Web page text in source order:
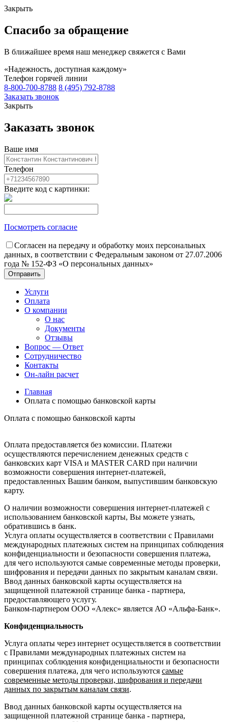
Закрыть
Спасибо за обращение
В ближайшее время наш менеджер свяжется с Вами
«Надежность, доступная каждому»
Телефон горячей линии
8-800-700-8788 8 (495) 792-8788
Заказать звонок
Закрыть
Заказать звонок
Ваше имя
Телефон
Введите код с картинки:
Посмотреть согласие
Согласен на передачу и обработку моих персональных
данных, в соответствии с Федеральным законом от 27.07.2006
года № 152-ФЗ «О персональных данных»
Отправить
Услуги
Оплата
О компании
О нас
Документы
Отзывы
Вопрос — Ответ
Сотрудничество
Контакты
Он-лайн расчет
Главная
Оплата с помощью банковской карты
Оплата с помощью банковской карты
Оплата предоставляется без комиссии. Платежи
осуществляются перечислением денежных средств с
банковских карт VISA и MASTER CARD при наличии
возможности совершения интернет-платежей,
предоставленных Вашим банком, выпустившим банковскую
карту.
О наличии возможности совершения интернет-платежей с
использованием банковской карты, Вы можете узнать,
обратившись в банк.
Услуга оплаты осуществляется в соответствии с Правилами
международных платежных систем на принципах соблюдения
конфиденциальности и безопасности совершения платежа,
для чего используются самые современные методы проверки,
шифрования и передачи данных по закрытым каналам связи.
Ввод данных банковской карты осуществляется на
защищенной платежной странице банка - партнера,
предоставляющего услугу.
Банком-партнером ООО «Алекс» является АО «Альфа-Банк».
Конфиденциальность
Услуга оплаты через интернет осуществляется в соответствии
с Правилами международных платежных систем на
принципах соблюдения конфиденциальности и безопасности
совершения платежа, для чего используются самые
современные методы проверки, шифрования и передачи
данных по закрытым каналам связи.
Ввод данных банковской карты осуществляется на
защищенной платежной странице банка - партнера,